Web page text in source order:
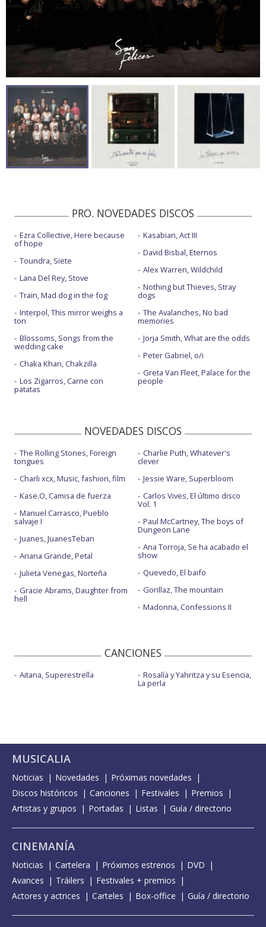
PRO. NOVEDADES DISCOS
Ezra Collective, Here because
of hope
Toundra, Siete
Lana Del Rey, Stove
Train, Mad dog in the fog
Interpol, This mirror weighs a
ton
Blossoms, Songs from the
wedding cake
Chaka Khan, Chakzilla
Los Zigarros, Carne con
patatas
Kasabian, Act III
David Bisbal, Eternos
Alex Warren, Wildchild
Nothing but Thieves, Stray
dogs
The Avalanches, No bad
memories
Jorja Smith, What are the odds
Peter Gabriel, o/i
Greta Van Fleet, Palace for the
people
NOVEDADES DISCOS
The Rolling Stones, Foreign
tongues
Charli xcx, Music, fashion, film
Kase.O, Camisa de fuerza
Manuel Carrasco, Pueblo
salvaje I
Juanes, JuanesTeban
Ariana Grande, Petal
Julieta Venegas, Norteña
Gracie Abrams, Daughter from
hell
Charlie Puth, Whatever's
clever
Jessie Ware, Superbloom
Carlos Vives, El último disco
Vol. 1
Paul McCartney, The boys of
Dungeon Lane
Ana Torroja, Se ha acabado el
show
Quevedo, El baifo
Gorillaz, The mountain
Madonna, Confessions II
CANCIONES
Aitana, Superestrella Rosalía y Yahritza y su Esencia,
La perla
MUSICALIA
Noticias Novedades
Próximas novedades
Discos históricos
Canciones Festivales
Premios
Artistas y grupos
Portadas Listas Guía / directorio
CINEMANÍA
Noticias Cartelera Próximos estrenos
DVD
Avances
Tráilers
Festivales + premios
Actores y actrices
Carteles Box-office Guía / directorio